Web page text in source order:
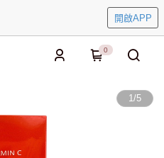
開啟APP
0
1/5